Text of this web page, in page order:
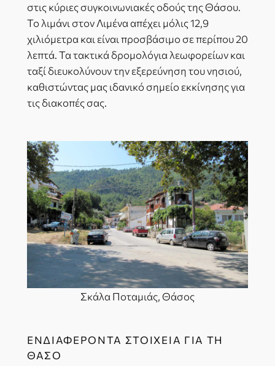
στις κύριες συγκοινωνιακές οδούς της Θάσου.
Το λιμάνι στον Λιμένα απέχει μόλις 12,9
χιλιόμετρα και είναι προσβάσιμο σε περίπου 20
λεπτά. Τα τακτικά δρομολόγια λεωφορείων και
ταξί διευκολύνουν την εξερεύνηση του νησιού,
καθιστώντας μας ιδανικό σημείο εκκίνησης για
τις διακοπές σας.
Σκάλα Ποταμιάς, Θάσος
ΕΝΔΙΑΦΈΡΟΝΤΑ ΣΤΟΙΧΕΊΑ ΓΙΑ ΤΗ
ΘΆΣΟ